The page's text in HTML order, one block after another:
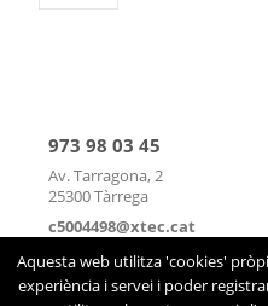
973 98 03 45
Av. Tarragona, 2
25300 Tàrrega
c5004498@xtec.cat
mapa
| contacte
Aquesta web utilitza 'cookies'
experiència i servei i poder